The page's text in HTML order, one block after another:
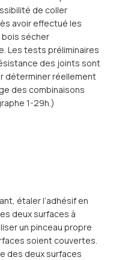
de coller
avoir effectué les
sécher
Les tests préliminaires
des joints sont
déterminer réellement
des combinaisons
1-29h.)
étaler l’adhésif en
deux surfaces à
un pinceau propre
soient couvertes.
des deux surfaces